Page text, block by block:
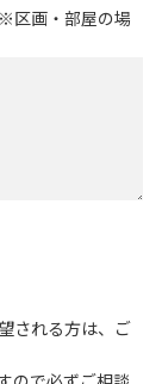
区画・部屋の場
される方は、ご